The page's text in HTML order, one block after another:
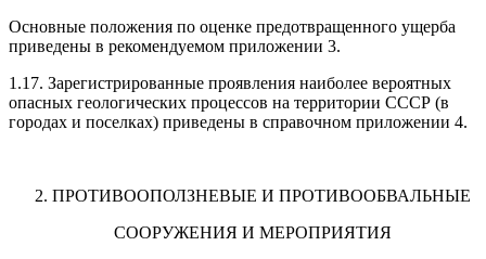
Основные положения по оценке предотвращен­ного ущерба
приведены в рекомендуемом приложе­нии 3.
1.17. Зарегистрированные проявления наиболее вероятных
опасных геологических процессов на тер­ритории СССР (в
городах и поселках) приведены в справочном приложении 4.
2. ПРОТИВООПОЛЗНЕВЫЕ И ПРОТИВООБВАЛЬНЫЕ
СООРУЖЕНИЯ И МЕРОПРИЯТИЯ